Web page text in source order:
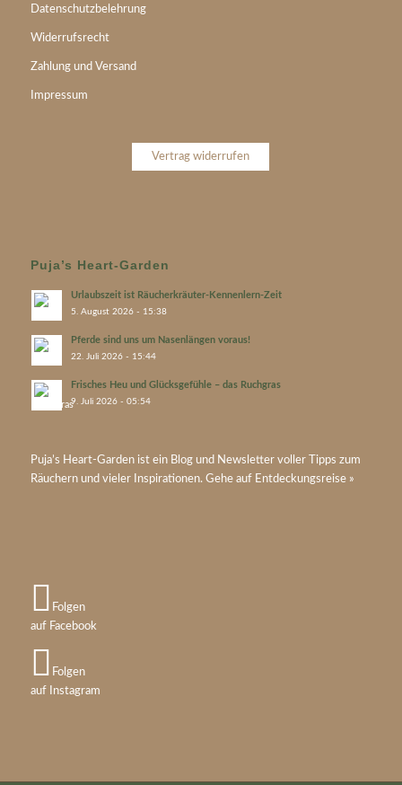
Datenschutzbelehrung
Widerrufsrecht
Zahlung und Versand
Impressum
Vertrag widerrufen
Puja’s Heart-Garden
Urlaubszeit ist Räucherkräuter-Kennenlern-Zeit
5. August 2026 - 15:38
Pferde sind uns um Nasenlängen voraus!
22. Juli 2026 - 15:44
Frisches Heu und Glücksgefühle – das Ruchgras
9. Juli 2026 - 05:54
Puja’s Heart-Gardenist ein Blog und Newsletter voller Tipps zum
Räuchern und vieler Inspirationen. Gehe auf Entdeckungsreise »
Folgen
auf Facebook
Folgen
auf Instagram